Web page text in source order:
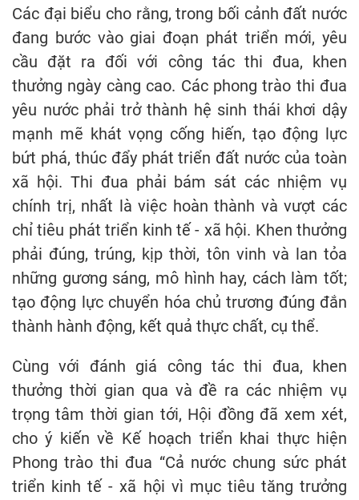
Các đại biểu cho rằng, trong bối cảnh đất nước
đang bước vào giai đoạn phát triển mới, yêu
cầu đặt ra đối với công tác thi đua, khen
thưởng ngày càng cao. Các phong trào thi đua
yêu nước phải trở thành hệ sinh thái khơi dậy
mạnh mẽ khát vọng cống hiến, tạo động lực
bứt phá, thúc đẩy phát triển đất nước của toàn
xã hội. Thi đua phải bám sát các nhiệm vụ
chính trị, nhất là việc hoàn thành và vượt các
chỉ tiêu phát triển kinh tế - xã hội. Khen thưởng
phải đúng, trúng, kịp thời, tôn vinh và lan tỏa
những gương sáng, mô hình hay, cách làm tốt;
tạo động lực chuyển hóa chủ trương đúng đắn
thành hành động, kết quả thực chất, cụ thể.
Cùng với đánh giá công tác thi đua, khen
thưởng thời gian qua và đề ra các nhiệm vụ
trọng tâm thời gian tới, Hội đồng đã xem xét,
cho ý kiến về Kế hoạch triển khai thực hiện
Phong trào thi đua “Cả nước chung sức phát
triển kinh tế - xã hội vì mục tiêu tăng trưởng